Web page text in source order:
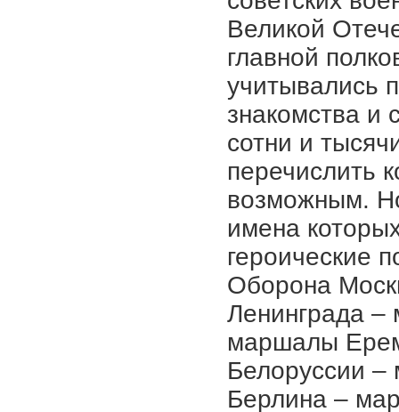
Великой
главной
учитывались
знакомства и
сотни и
перечислить
возможным.
имена
героические
Оборона
Ленинграда –
маршалы
Белоруссии –
Берлина –